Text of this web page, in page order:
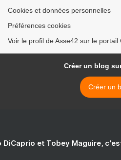
Cookies et données personnelles
Préférences cookies
Voir le profil de Asse42 sur le portail
Créer un blog
Créer un
DiCaprio et Tobey Maguire,